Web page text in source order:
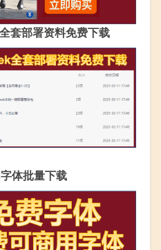
套部署资料免费下载
体批量下载